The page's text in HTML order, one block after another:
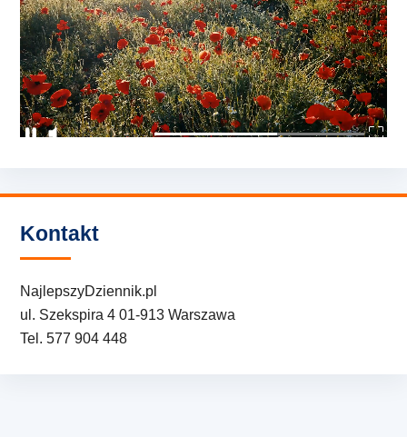
Kontakt
NajlepszyDziennik.pl
ul. Szekspira 4 01-913 Warszawa
Tel. 577 904 448